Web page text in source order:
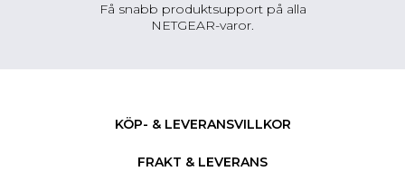
Få snabb produktsupport på alla
NETGEAR-varor.
KÖP- & LEVERANSVILLKOR
FRAKT & LEVERANS